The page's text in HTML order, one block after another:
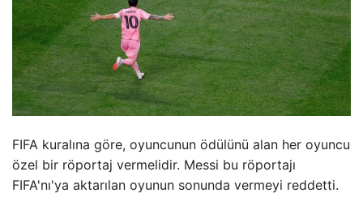
FIFA kuralına göre, oyuncunun ödülünü alan her oyuncu
özel bir röportaj vermelidir. Messi bu röportajı
FIFA'nı'ya aktarılan oyunun sonunda vermeyi reddetti.